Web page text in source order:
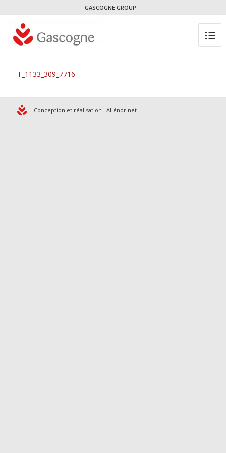
GASCOGNE GROUP
T_1133_309_7716
Conception et réalisation : Aliénor.net